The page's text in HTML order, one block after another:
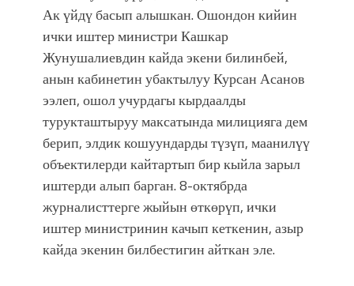
Ак үйдү басып алышкан. Ошондон кийин
ички иштер министри Кашкар
Жунушалиевдин кайда экени билинбей,
анын кабинетин убактылуу Курсан Асанов
ээлеп, ошол учурдагы кырдаалды
турукташтыруу максатында милицияга дем
берип, элдик кошуундарды түзүп, маанилүү
объектилерди кайтартып бир кыйла зарыл
иштерди алып барган. 8-октябрда
журналисттерге жыйын өткөрүп, ички
иштер министринин качып кеткенин, азыр
кайда экенин билбестигин айткан эле.